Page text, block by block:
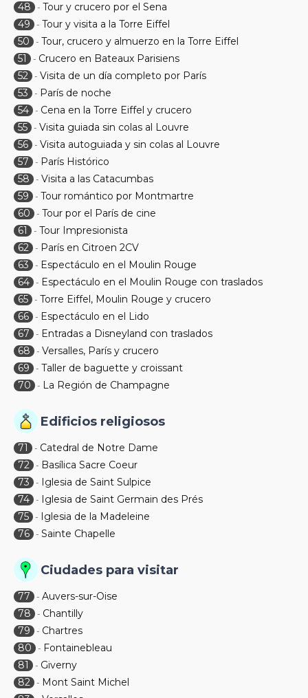
48
- Tour y crucero por el Sena
49
- Tour y visita a la Torre Eiffel
50
- Tour, crucero y almuerzo en la Torre Eiffel
51
- Crucero en Bateaux Parisiens
52 - Visita de un día completo por París
53
- París de noche
54 - Cena en la Torre Eiffel y crucero
55 - Visita guiada sin colas al Louvre
56 - Visita autoguiada y sin colas al Louvre
57
- París Histórico
58
- Visita a las Catacumbas
59
- Tour romántico por Montmartre
60
- Tour por el París de cine
61
- Tour Impresionista
62 - París en Citroen 2CV
63
- Espectáculo en el Moulin Rouge
64 - Espectáculo en el Moulin Rouge con traslados
65 - Torre Eiffel, Moulin Rouge y crucero
66 - Espectáculo en el Lido
67
- Entradas a Disneyland con traslados
68
- Versalles, París y crucero
69
- Taller de baguette y croissant
70
- La Región de Champagne
Edificios religiosos
71 - Catedral de Notre Dame
72 - Basílica Sacre Coeur
73
- Iglesia de Saint Sulpice
74 - Iglesia de Saint Germain des Prés
75 - Iglesia de la Madeleine
76 - Sainte Chapelle
Ciudades para visitar
77 - Auvers-sur-Oise
78
- Chantilly
79
- Chartres
80
- Fontainebleau
81
- Giverny
82 - Mont Saint Michel